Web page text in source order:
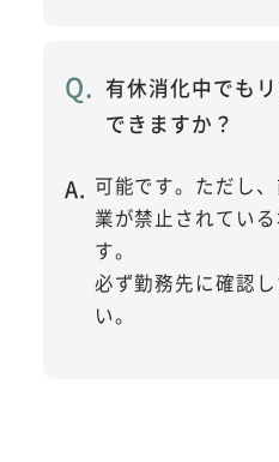
有休消化中でも
できますか？
可能です。ただし
業が禁止されてい
す。
必ず勤務先に確認
い。